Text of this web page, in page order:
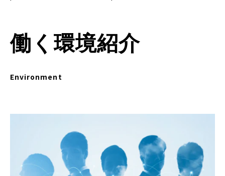
働く環境紹介
Environment